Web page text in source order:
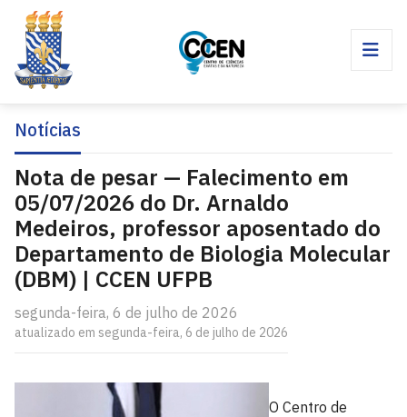
Notícias
Nota de pesar — Falecimento em
05/07/2026 do Dr. Arnaldo
Medeiros, professor aposentado do
Departamento de Biologia Molecular
(DBM) | CCEN UFPB
segunda-feira, 6 de julho de 2026
atualizado em segunda-feira, 6 de julho de 2026
O Centro de